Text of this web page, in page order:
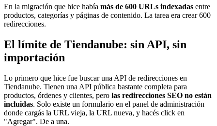
En la migración que hice había más de 600 URLs indexadas entre
productos, categorías y páginas de contenido. La tarea era crear 600
redirecciones.
El límite de Tiendanube: sin API, sin
importación
Lo primero que hice fue buscar una API de redirecciones en
Tiendanube. Tienen una API pública bastante completa para
productos, órdenes y clientes, pero las redirecciones SEO no están
incluidas. Solo existe un formulario en el panel de administración
donde cargás la URL vieja, la URL nueva, y hacés click en
"Agregar". De a una.